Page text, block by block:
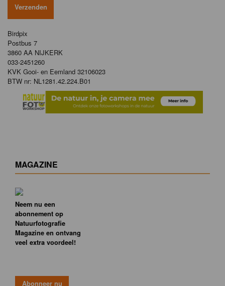
Birdpix
Postbus 7
3860 AA NIJKERK
033-2451260
KVK Gooi- en Eemland 32106023
BTW nr: NL1281.42.224.B01
MAGAZINE
Neem nu een
abonnement op
Natuurfotografie
Magazine en ontvang
veel extra voordeel!